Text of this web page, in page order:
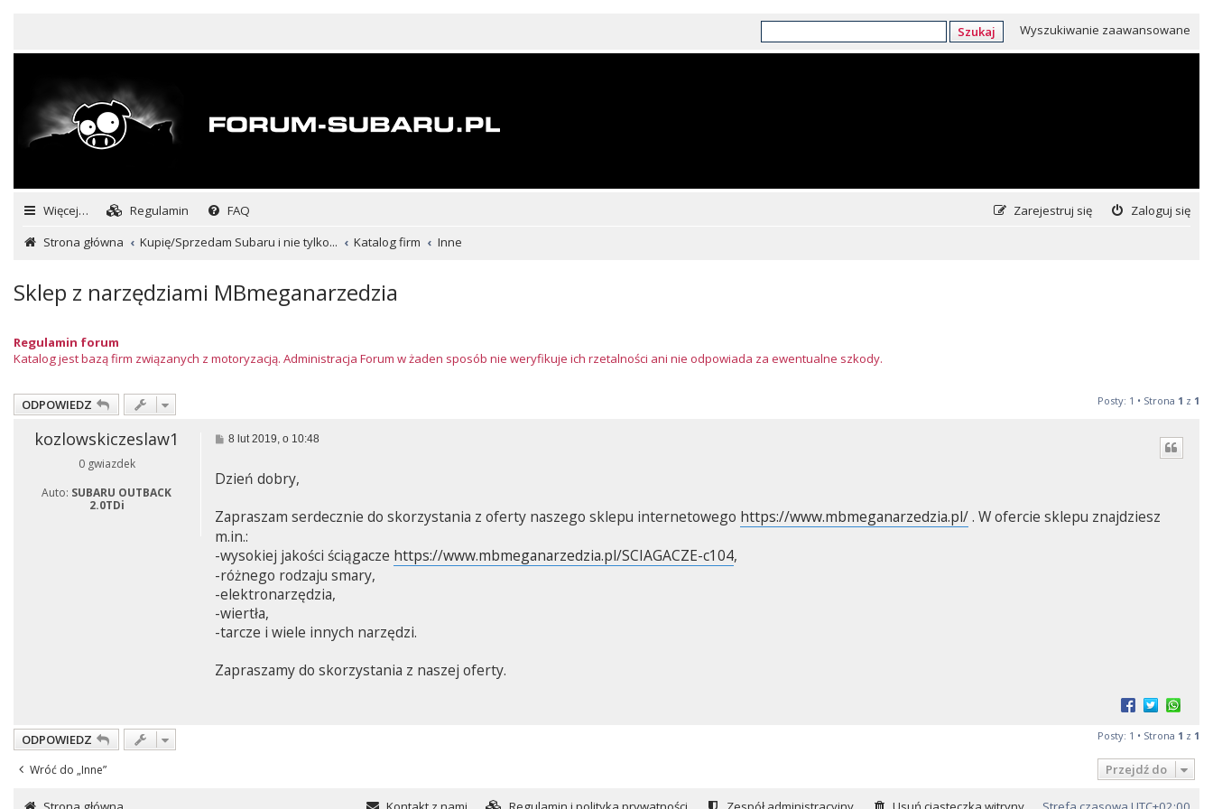
Szukaj Wyszukiwanie zaawansowane
Więcej… Regulamin FAQ Zaloguj się
Zarejestruj się
Strona główna
Kupię/Sprzedam Subaru i nie tylko... Katalog firm Inne
Sklep z narzędziami MBmeganarzedzia
Regulamin forum
Katalog jest bazą firm związanych z motoryzacją. Administracja Forum w żaden sposób nie weryfikuje ich rzetalności ani nie odpowiada za ewentualne szkody.
ODPOWIEDZ Posty: 1 • Strona 1 z 1
kozlowskiczeslaw1
0 gwiazdek
Auto: SUBARU OUTBACK
2.0TDi
P
t
8 lut 2019, o 10:48
Dzień dobry,
Zapraszam serdecznie do skorzystania z oferty naszego sklepu internetowego https://www.mbmeganarzedzia.pl/. W ofercie sklepu znajdziesz
m.in.:
-wysokiej jakości ściągacze https://www.mbmeganarzedzia.pl/SCIAGACZE-c104,
-różnego rodzaju smary,
-elektronarzędzia,
-wiertła,
-tarcze i wiele innych narzędzi.
Zapraszamy do skorzystania z naszej oferty.
ODPOWIEDZ Posty: 1 • Strona 1 z 1
Wróć do „Inne” Przejdź do